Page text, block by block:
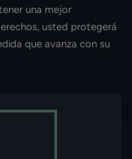
una mejor
usted protegerá
que avanza con su